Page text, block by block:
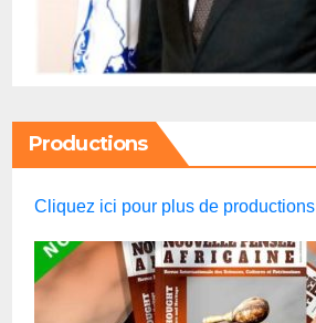
Productions
Cliquez ici pour plus de productions